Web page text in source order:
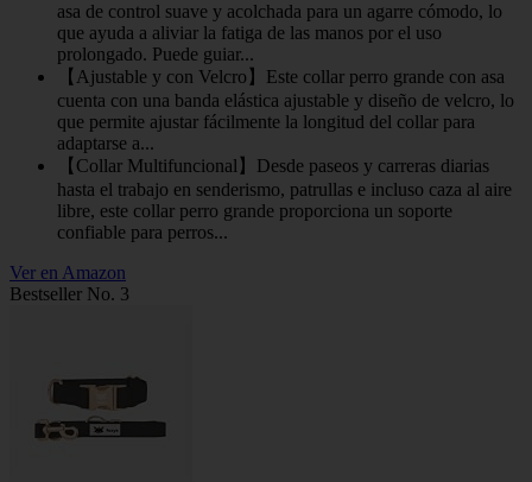
asa de control suave y acolchada para un agarre cómodo, lo
que ayuda a aliviar la fatiga de las manos por el uso
prolongado. Puede guiar...
【Ajustable y con Velcro】Este collar perro grande con asa
cuenta con una banda elástica ajustable y diseño de velcro, lo
que permite ajustar fácilmente la longitud del collar para
adaptarse a...
【Collar Multifuncional】Desde paseos y carreras diarias
hasta el trabajo en senderismo, patrullas e incluso caza al aire
libre, este collar perro grande proporciona un soporte
confiable para perros...
Ver en Amazon
Bestseller No. 3